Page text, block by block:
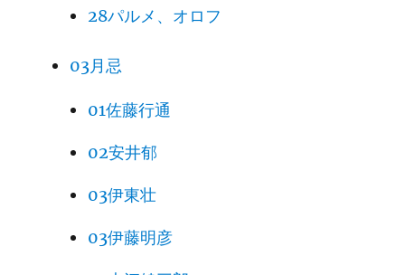
28パルメ、オロフ
03月忌
01佐藤行通
02安井郁
03伊東壮
03伊藤明彦